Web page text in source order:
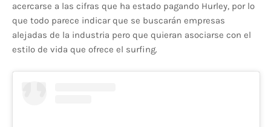
acercarse a las cifras que ha estado pagando Hurley, por lo
que todo parece indicar que se buscarán empresas
alejadas de la industria pero que quieran asociarse con el
estilo de vida que ofrece el surfing.